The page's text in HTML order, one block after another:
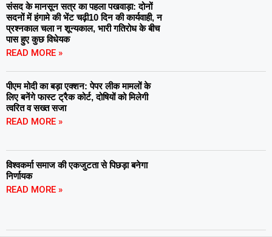
संसद के मानसून सत्र का पहला पखवाड़ा: दोनों
सदनों में हंगामे की भेंट चढ़ी10 दिन की कार्यवाही, न
प्रश्नकाल चला न शून्यकाल, भारी गतिरोध के बीच
पास हुए कुछ विधेयक
READ MORE »
पीएम मोदी का बड़ा एक्शन: पेपर लीक मामलों के
लिए बनेंगे फास्ट ट्रैक कोर्ट, दोषियों को मिलेगी
त्वरित व सख्त सजा
READ MORE »
विश्वकर्मा समाज की एकजुटता से पिछड़ा बनेगा
निर्णायक
READ MORE »